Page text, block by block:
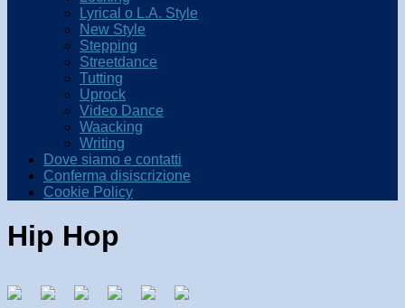
Lyrical o L.A. Style
New Style
Stepping
Streetdance
Tutting
Uprock
Video Dance
Waacking
Writing
Dove siamo e contatti
Conferma disiscrizione
Cookie Policy
Hip Hop